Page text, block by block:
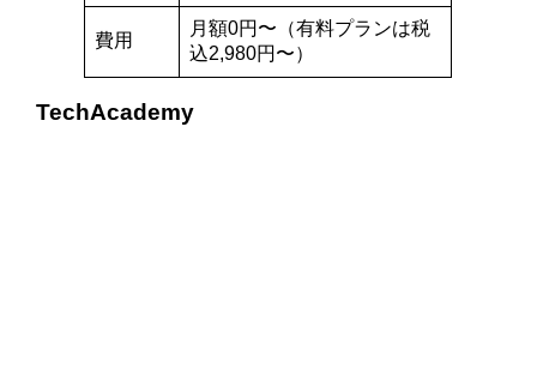
費用
月額0円〜（有料プランは税
込2,980円〜）
TechAcademy